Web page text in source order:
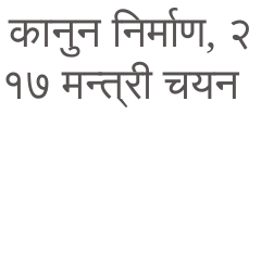
निर्माण, २
मन्त्री चयन